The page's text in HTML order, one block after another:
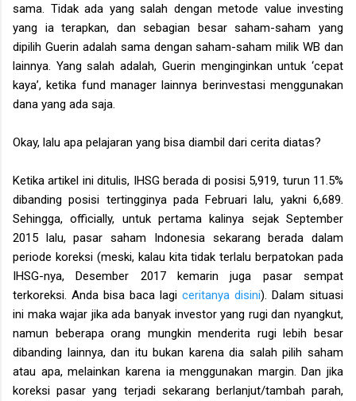
sama. Tidak ada yang salah dengan metode value investing
yang ia terapkan, dan sebagian besar saham-saham yang
dipilih Guerin adalah sama dengan saham-saham milik WB dan
lainnya. Yang salah adalah, Guerin menginginkan untuk ‘cepat
kaya’, ketika fund manager lainnya berinvestasi menggunakan
dana yang ada saja.
Okay, lalu apa pelajaran yang bisa diambil dari cerita diatas?
Ketika artikel ini ditulis, IHSG berada di posisi 5,919, turun 11.5%
dibanding posisi tertingginya pada Februari lalu, yakni 6,689.
Sehingga, officially, untuk pertama kalinya sejak September
2015 lalu, pasar saham Indonesia sekarang berada dalam
periode koreksi (meski, kalau kita tidak terlalu berpatokan pada
IHSG-nya, Desember 2017 kemarin juga pasar sempat
terkoreksi. Anda bisa baca lagi ceritanya disini). Dalam situasi
ini maka wajar jika ada banyak investor yang rugi dan nyangkut,
namun beberapa orang mungkin menderita rugi lebih besar
dibanding lainnya, dan itu bukan karena dia salah pilih saham
atau apa, melainkan karena ia menggunakan margin. Dan jika
koreksi pasar yang terjadi sekarang berlanjut/tambah parah,